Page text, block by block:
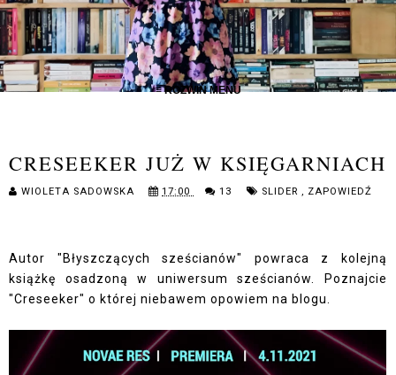
≡ ROZWIŃ MENU
CRESEEKER JUŻ W KSIĘGARNIACH
WIOLETA SADOWSKA 17:00 13 SLIDER , ZAPOWIEDŹ
Autor "Błyszczących sześcianów" powraca z kolejną
książkę osadzoną w uniwersum sześcianów. Poznajcie
"Creseeker" o której niebawem opowiem na blogu.